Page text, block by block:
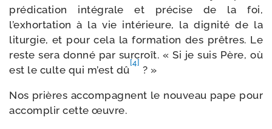
pré­di­ca­tion inté­grale et pré­cise de la foi,
l’exhortation à la vie inté­rieure, la digni­té de la
litur­gie, et pour cela la for­ma­tion des prêtres. Le
reste sera don­né par sur­croît. « Si je suis Père, où
est le culte qui m’est dû
[4]
? »
Nos prières accom­pagnent le nou­veau pape pour
accom­plir cette œuvre.